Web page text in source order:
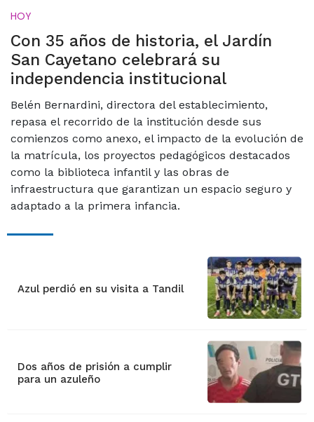
HOY
Con 35 años de historia, el Jardín
San Cayetano celebrará su
independencia institucional
Belén Bernardini, directora del establecimiento,
repasa el recorrido de la institución desde sus
comienzos como anexo, el impacto de la evolución de
la matrícula, los proyectos pedagógicos destacados
como la biblioteca infantil y las obras de
infraestructura que garantizan un espacio seguro y
adaptado a la primera infancia.
Azul perdió en su visita a Tandil
Dos años de prisión a cumplir
para un azuleño